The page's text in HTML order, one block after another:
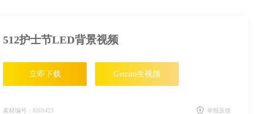
512护士节LED背景视频
立即下载 Gemini生视频
素材编号： 8201423
举报反馈